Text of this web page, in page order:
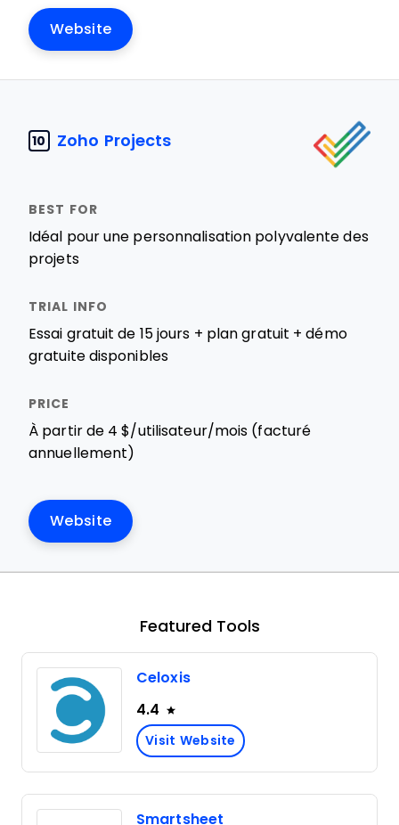
Website
10 Zoho Projects
Idéal pour une personnalisation polyvalente des
projets
Essai gratuit de 15 jours + plan gratuit + démo
gratuite disponibles
À partir de 4 $/utilisateur/mois (facturé
annuellement)
Website
Featured Tools
Celoxis
4.4
Visit Website
Smartsheet